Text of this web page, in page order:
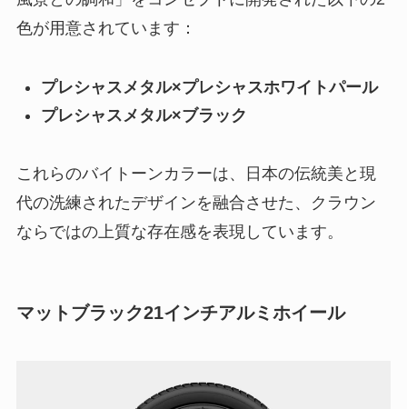
色が用意されています：
プレシャスメタル×プレシャスホワイトパール
プレシャスメタル×ブラック
これらのバイトーンカラーは、日本の伝統美と現
代の洗練されたデザインを融合させた、クラウン
ならではの上質な存在感を表現しています。
マットブラック21インチアルミホイール